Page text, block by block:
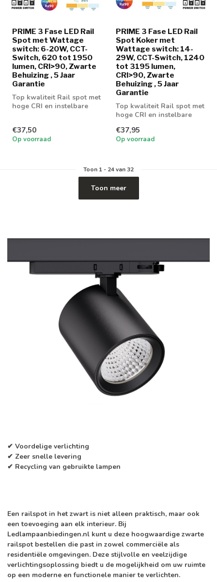
PRIME 3 Fase LED Rail
Spot met Wattage
switch: 6-20W, CCT-
Switch, 620 tot 1950
lumen, CRI>90, Zwarte
Behuizing , 5 Jaar
Garantie
Top kwaliteit Rail spot met
hoge CRI en instelbare
€37,50
Op voorraad
PRIME 3 Fase LED Rail
Spot Koker met
Wattage switch: 14-
29W, CCT-Switch, 1240
tot 3195 lumen,
CRI>90, Zwarte
Behuizing , 5 Jaar
Garantie
Top kwaliteit Rail spot met
hoge CRI en instelbare
€37,95
Op voorraad
Toon 1- 24van 32
Toon meer
✔ Voordelige verlichting
✔ Zeer snelle levering
✔ Recycling van gebruikte lampen
Een railspot in het zwart is niet alleen praktisch, maar ook
een toevoeging aan elk interieur. Bij
Ledlampaanbiedingen.nl kunt u deze hoogwaardige zwarte
railspot bestellen die past in zowel commerciële als
residentiële omgevingen. Deze stijlvolle en veelzijdige
verlichtingsoplossing biedt u de mogelijkheid om uw ruimte
op een moderne en functionele manier te verlichten.